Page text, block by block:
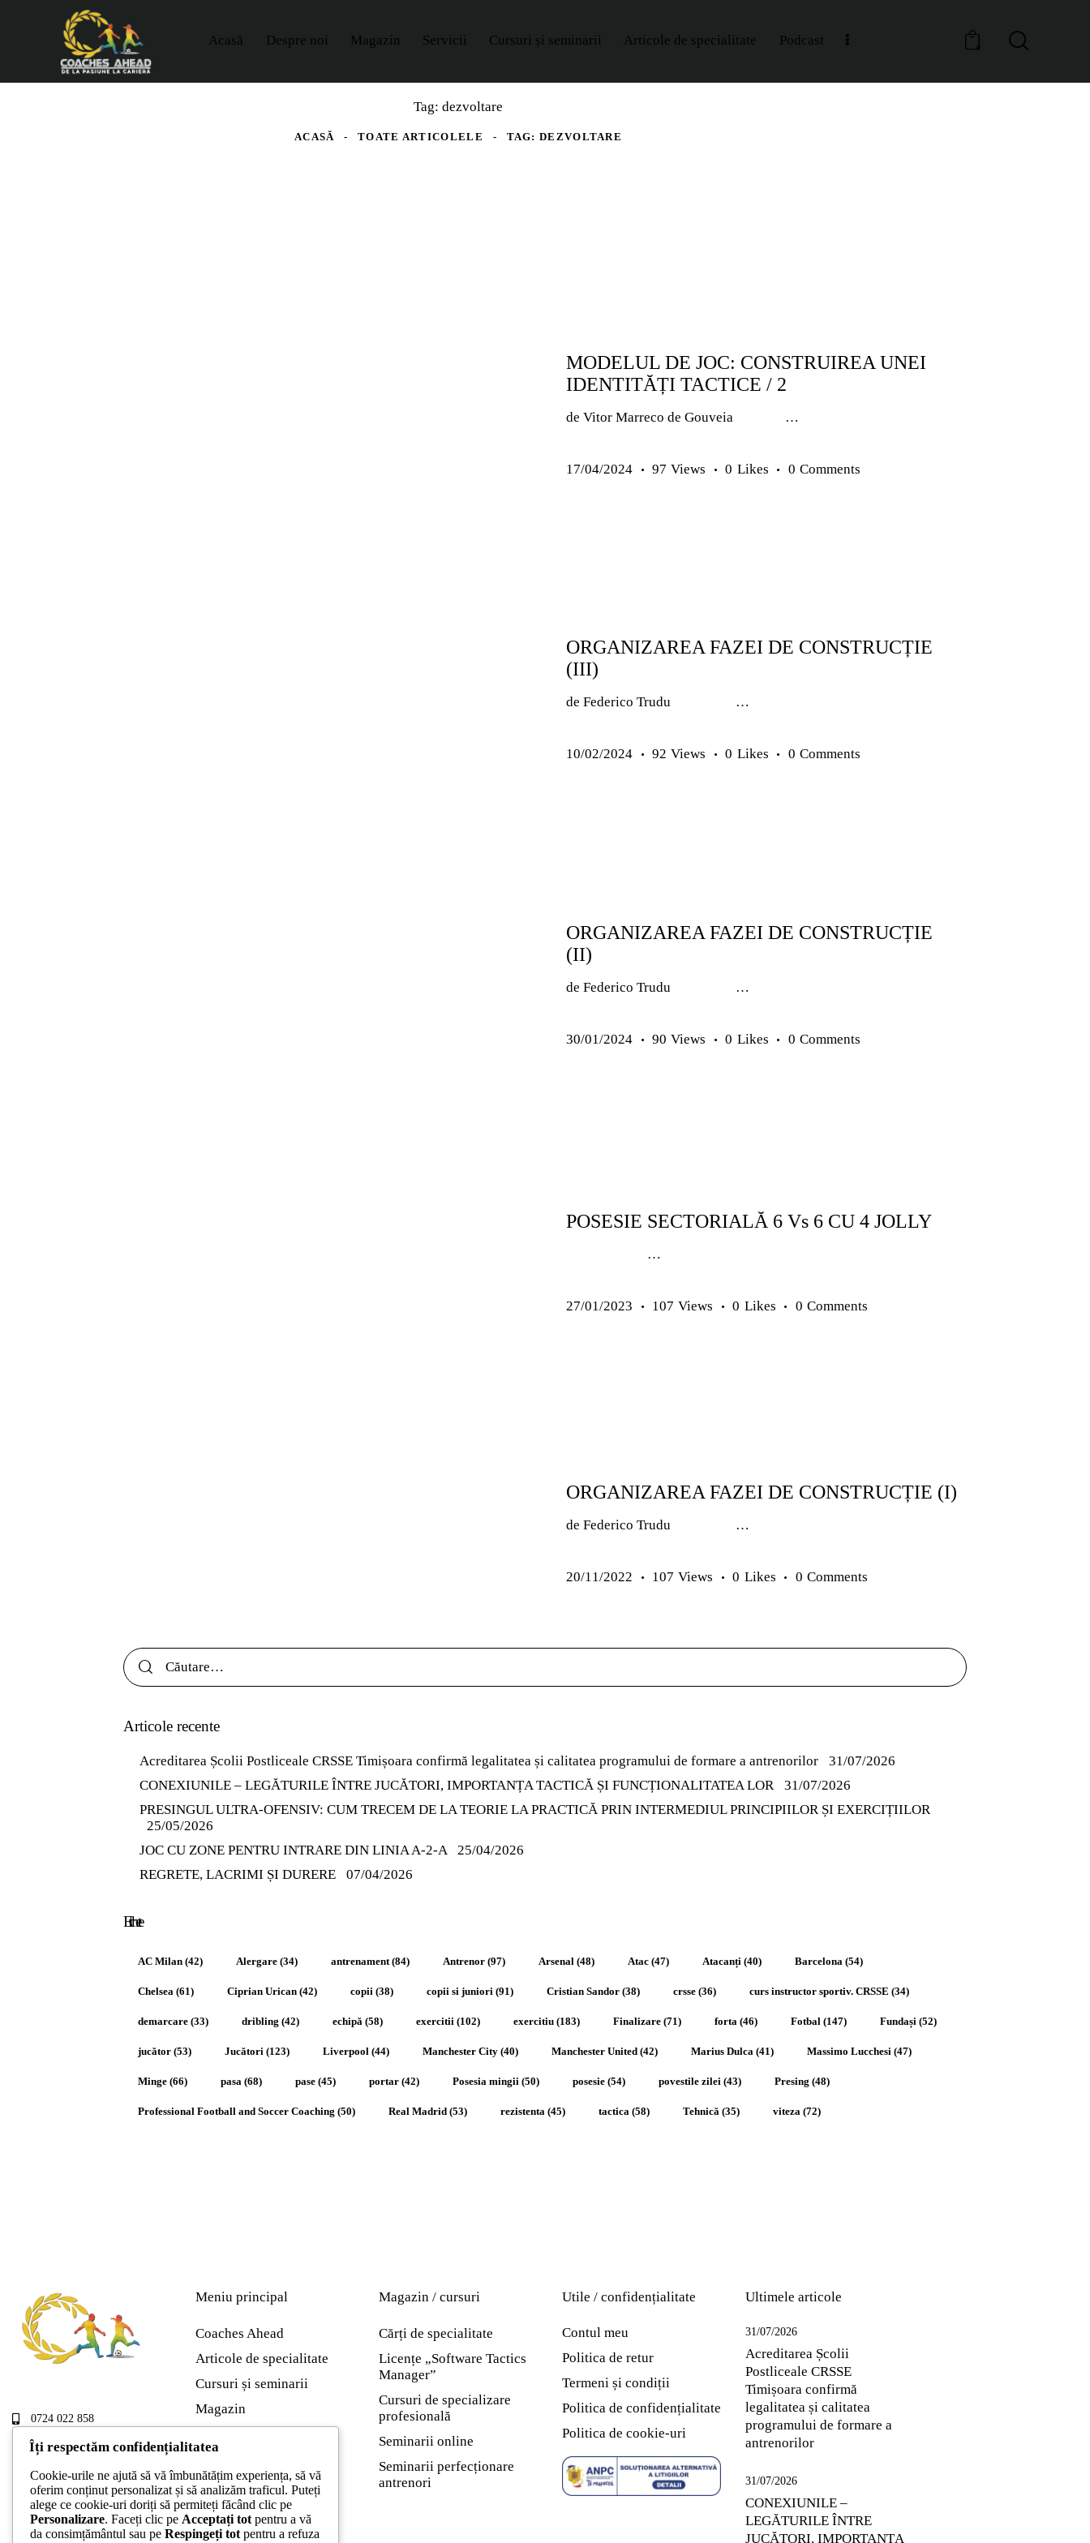
Acasă Despre noi Magazin Servicii Cursuri și seminarii Articole de specialitate Podcast 0
Tag: dezvoltare
ACASĂ TOATE ARTICOLELE TAG: DEZVOLTARE
MODELUL DE JOC: CONSTRUIREA UNEI
IDENTITĂȚI TACTICE / 2
de Vitor Marreco de Gouveia …
17/04/2024 97 Views 0 Likes 0 Comments
ORGANIZAREA FAZEI DE CONSTRUCȚIE
(III)
de Federico Trudu …
10/02/2024 92 Views 0 Likes 0 Comments
ORGANIZAREA FAZEI DE CONSTRUCȚIE
(II)
de Federico Trudu …
30/01/2024 90 Views 0 Likes 0 Comments
POSESIE SECTORIALĂ 6 Vs 6 CU 4 JOLLY
…
27/01/2023 107 Views 0 Likes 0 Comments
ORGANIZAREA FAZEI DE CONSTRUCȚIE (I)
de Federico Trudu …
20/11/2022 107 Views 0 Likes 0 Comments
Articole recente
Acreditarea Școlii Postliceale CRSSE Timișoara confirmă legalitatea și calitatea programului de formare a antrenorilor
31/07/2026
CONEXIUNILE – LEGĂTURILE ÎNTRE JUCĂTORI, IMPORTANȚA TACTICĂ ȘI FUNCȚIONALITATEA LOR
31/07/2026
PRESINGUL ULTRA-OFENSIV: CUM TRECEM DE LA TEORIE LA PRACTICĂ PRIN INTERMEDIUL PRINCIPIILOR ȘI EXERCIȚIILOR
25/05/2026
JOC CU ZONE PENTRU INTRARE DIN LINIA A-2-A
25/04/2026
REGRETE, LACRIMI ȘI DURERE
07/04/2026
Etichete
AC Milan (42) Alergare (34) antrenament (84) Antrenor (97) Arsenal (48) Atac (47) Atacanți (40) Barcelona (54)
Chelsea (61) Ciprian Urican (42) copii (38) copii si juniori (91) Cristian Sandor (38) crsse (36) curs instructor sportiv. CRSSE (34)
demarcare (33) dribling (42) echipă (58) exercitii (102) exercitiu (183) Finalizare (71) forta (46) Fotbal (147) Fundași (52)
jucător (53) Jucători (123) Liverpool (44) Manchester City (40) Manchester United (42) Marius Dulca (41) Massimo Lucchesi (47)
Minge (66) pasa (68) pase (45) portar (42) Posesia mingii (50) posesie (54) povestile zilei (43) Presing (48)
Professional Football and Soccer Coaching (50) Real Madrid (53) rezistenta (45) tactica (58) Tehnică (35) viteza (72)
0724 022 858
contact@coaches-ahead.ro
Meniu principal
Coaches Ahead
Articole de specialitate
Cursuri și seminarii
Magazin
Contact
Magazin / cursuri
Cărți de specialitate
Licențe „Software Tactics
Manager”
Cursuri de specializare
profesională
Seminarii online
Seminarii perfecționare
antrenori
Utile / confidențialitate
Contul meu
Politica de retur
Termeni și condiții
Politica de confidențialitate
Politica de cookie-uri
Ultimele articole
31/07/2026
Acreditarea Școlii
Postliceale CRSSE
Timișoara confirmă
legalitatea și calitatea
programului de formare a
antrenorilor
31/07/2026
CONEXIUNILE –
LEGĂTURILE ÎNTRE
JUCĂTORI, IMPORTANȚA
Îți respectăm confidențialitatea
Cookie-urile ne ajută să vă îmbunătățim experiența, să vă
oferim conținut personalizat și să analizăm traficul. Puteți
alege ce cookie-uri doriți să permiteți făcând clic pe
Personalizare. Faceți clic pe Acceptați tot pentru a vă
da consimțământul sau pe Respingeți tot pentru a refuza